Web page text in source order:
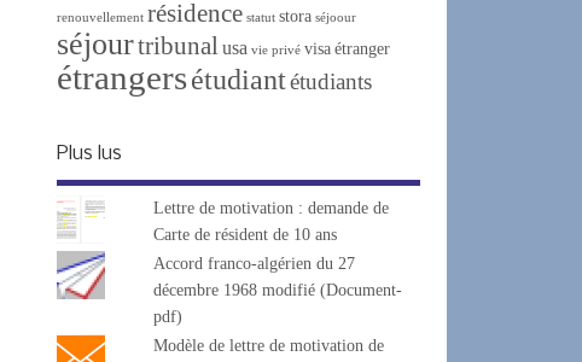
renouvellement résidence statut stora séjoour
séjourtribunal usa vie privé visa étranger
étrangersétudiantétudiants
Plus lus
Lettre de motivation : demande de
Carte de résident de 10 ans
Accord franco-algérien du 27
décembre 1968 modifié (Document-
pdf)
Modèle de lettre de motivation de